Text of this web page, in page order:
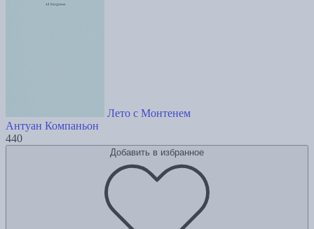
Лето с Монтенем
Антуан Компаньон
440
Добавить в избранное